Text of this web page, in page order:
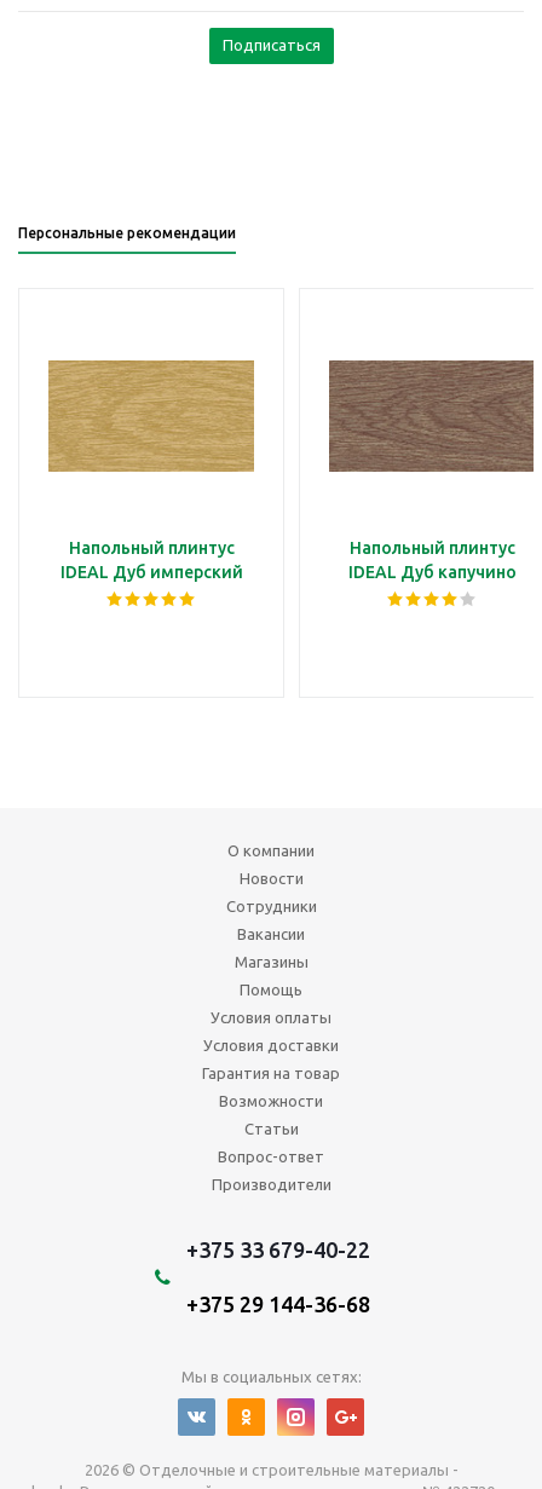
Подписаться
Персональные рекомендации
Напольный плинтус
IDEAL Дуб имперский
Напольный плинтус
IDEAL Дуб капучино
О компании
Новости
Сотрудники
Вакансии
Магазины
Помощь
Условия оплаты
Условия доставки
Гарантия на товар
Возможности
Статьи
Вопрос-ответ
Производители
+375 33 679-40-22
+375 29 144-36-68
Мы в социальных сетях:
2026 © Отделочные и строительные материалы -